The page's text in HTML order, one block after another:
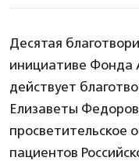
Десятая
инициативе Фонда
действует
Елизаветы
просветительское
пациентов